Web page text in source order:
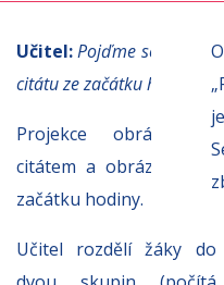
Učitel: Pojďme se vrátit k
citátu ze začátku hodiny.
Projekce obrázku s
citátem a obrázkem ze
začátku hodiny.
Učitel rozdělí žáky do